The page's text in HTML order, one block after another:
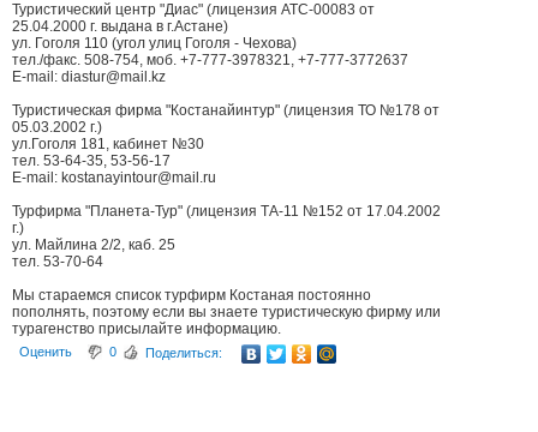
Туристический центр "Диас" (лицензия АТС-00083 от
25.04.2000 г. выдана в г.Астане)
ул. Гоголя 110 (угол улиц Гоголя - Чехова)
тел./факс. 508-754, моб. +7-777-3978321, +7-777-3772637
E-mail: diastur@mail.kz
Туристическая фирма "Костанайинтур" (лицензия ТО №178 от
05.03.2002 г.)
ул.Гоголя 181, кабинет №30
тел. 53-64-35, 53-56-17
E-mail: kostanayintour@mail.ru
Турфирма "Планета-Тур" (лицензия ТА-11 №152 от 17.04.2002
г.)
ул. Майлина 2/2, каб. 25
тел. 53-70-64
Мы стараемся список турфирм Костаная постоянно
пополнять, поэтому если вы знаете туристическую фирму или
турагенство присылайте информацию.
Оценить 0 Поделиться: